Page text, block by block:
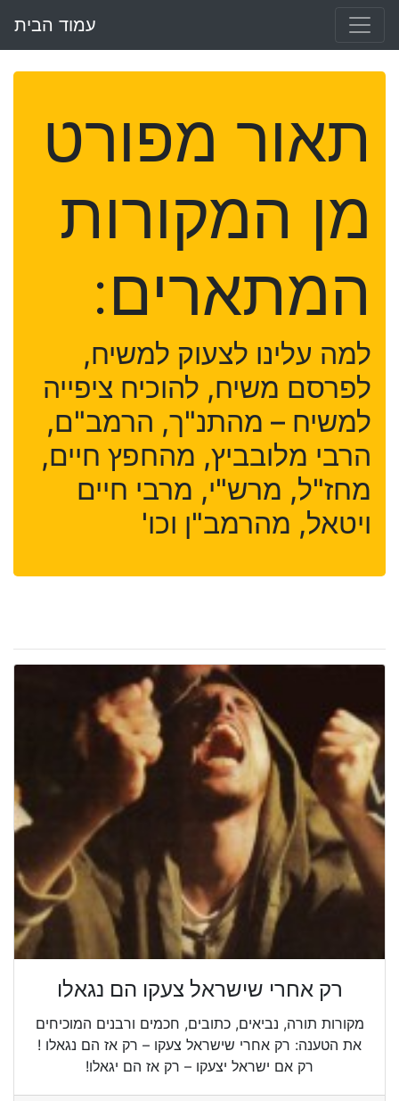
עמוד הבית
תאור מפורט
מן המקורות
המתארים:
למה עלינו לצעוק למשיח,
לפרסם משיח, להוכיח ציפייה
למשיח – מהתנ"ך, הרמב"ם,
הרבי מלובביץ, מהחפץ חיים,
מחז"ל, מרש"י, מרבי חיים
ויטאל, מהרמב"ן וכו'
רק אחרי שישראל צעקו הם נגאלו
מקורות תורה, נביאים, כתובים, חכמים ורבנים המוכיחים
את הטענה: רק אחרי שישראל צעקו – רק אז הם נגאלו !
רק אם ישראל יצעקו – רק אז הם יגאלו!